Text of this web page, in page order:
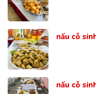
nấu cỗ
nấu cỗ